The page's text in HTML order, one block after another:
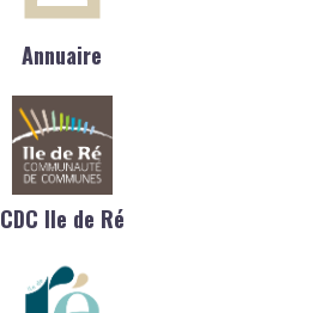
Annuaire
CDC Ile de Ré